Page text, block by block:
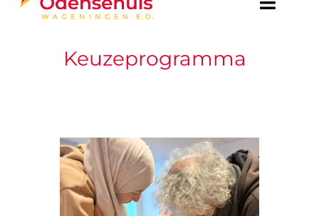
Toggle
WELKOM
ORGANISATIE
Keuzeprogramma